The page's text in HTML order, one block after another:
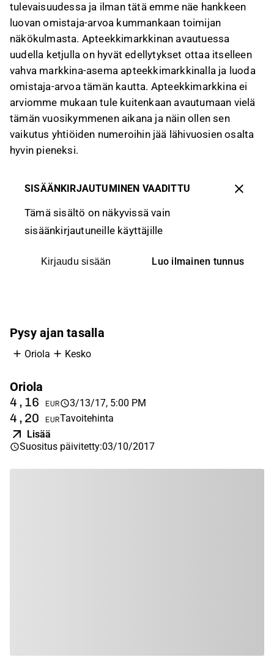
tulevaisuudessa ja ilman tätä emme näe hankkeen
luovan omistaja-arvoa kummankaan toimijan
näkökulmasta. Apteekkimarkkinan avautuessa
uudella ketjulla on hyvät edellytykset ottaa itselleen
vahva markkina-asema apteekkimarkkinalla ja luoda
omistaja-arvoa tämän kautta. Apteekkimarkkina ei
arviomme mukaan tule kuitenkaan avautumaan vielä
tämän vuosikymmenen aikana ja näin ollen sen
vaikutus yhtiöiden numeroihin jää lähivuosien osalta
hyvin pieneksi.
SISÄÄNKIRJAUTUMINEN VAADITTU
Tämä sisältö on näkyvissä vain
sisäänkirjautuneille käyttäjille
Kirjaudu sisään Luo ilmainen tunnus
Pysy ajan tasalla
Oriola Kesko
Oriola
4,16 EUR 3/13/17, 5:00 PM
4,20 EURTavoitehinta
Lisää
Suositus päivitetty:03/10/2017